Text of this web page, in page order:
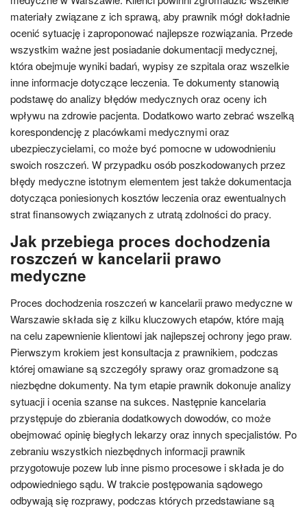
materiały związane z ich sprawą, aby prawnik mógł dokładnie
ocenić sytuację i zaproponować najlepsze rozwiązania. Przede
wszystkim ważne jest posiadanie dokumentacji medycznej,
która obejmuje wyniki badań, wypisy ze szpitala oraz wszelkie
inne informacje dotyczące leczenia. Te dokumenty stanowią
podstawę do analizy błędów medycznych oraz oceny ich
wpływu na zdrowie pacjenta. Dodatkowo warto zebrać wszelką
korespondencję z placówkami medycznymi oraz
ubezpieczycielami, co może być pomocne w udowodnieniu
swoich roszczeń. W przypadku osób poszkodowanych przez
błędy medyczne istotnym elementem jest także dokumentacja
dotycząca poniesionych kosztów leczenia oraz ewentualnych
strat finansowych związanych z utratą zdolności do pracy.
Jak przebiega proces dochodzenia
roszczeń w kancelarii prawo
medyczne
Proces dochodzenia roszczeń w kancelarii prawo medyczne w
Warszawie składa się z kilku kluczowych etapów, które mają
na celu zapewnienie klientowi jak najlepszej ochrony jego praw.
Pierwszym krokiem jest konsultacja z prawnikiem, podczas
której omawiane są szczegóły sprawy oraz gromadzone są
niezbędne dokumenty. Na tym etapie prawnik dokonuje analizy
sytuacji i ocenia szanse na sukces. Następnie kancelaria
przystępuje do zbierania dodatkowych dowodów, co może
obejmować opinię biegłych lekarzy oraz innych specjalistów. Po
zebraniu wszystkich niezbędnych informacji prawnik
przygotowuje pozew lub inne pismo procesowe i składa je do
odpowiedniego sądu. W trakcie postępowania sądowego
odbywają się rozprawy, podczas których przedstawiane są